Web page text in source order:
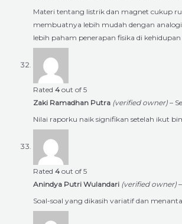
Materi tentang listrik dan magnet cukup
membuatnya lebih mudah dengan
lebih paham penerapan fisika di kehidupan
Rated 4 out of 5
Zaki Ramadhan Putra (verified owner) –
Nilai raporku naik signifikan setelah ikut
Rated 4 out of 5
Anindya Putri Wulandari (verified owner) –
Soal-soal yang dikasih variatif dan